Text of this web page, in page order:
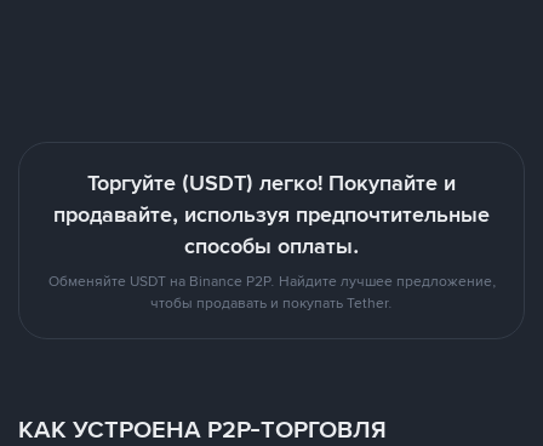
Торгуйте (USDT) легко! Покупайте и
продавайте, используя предпочтительные
способы оплаты.
Обменяйте USDT на Binance P2P. Найдите лучшее предложение,
чтобы продавать и покупать Tether.
КАК УСТРОЕНА P2P-ТОРГОВЛЯ